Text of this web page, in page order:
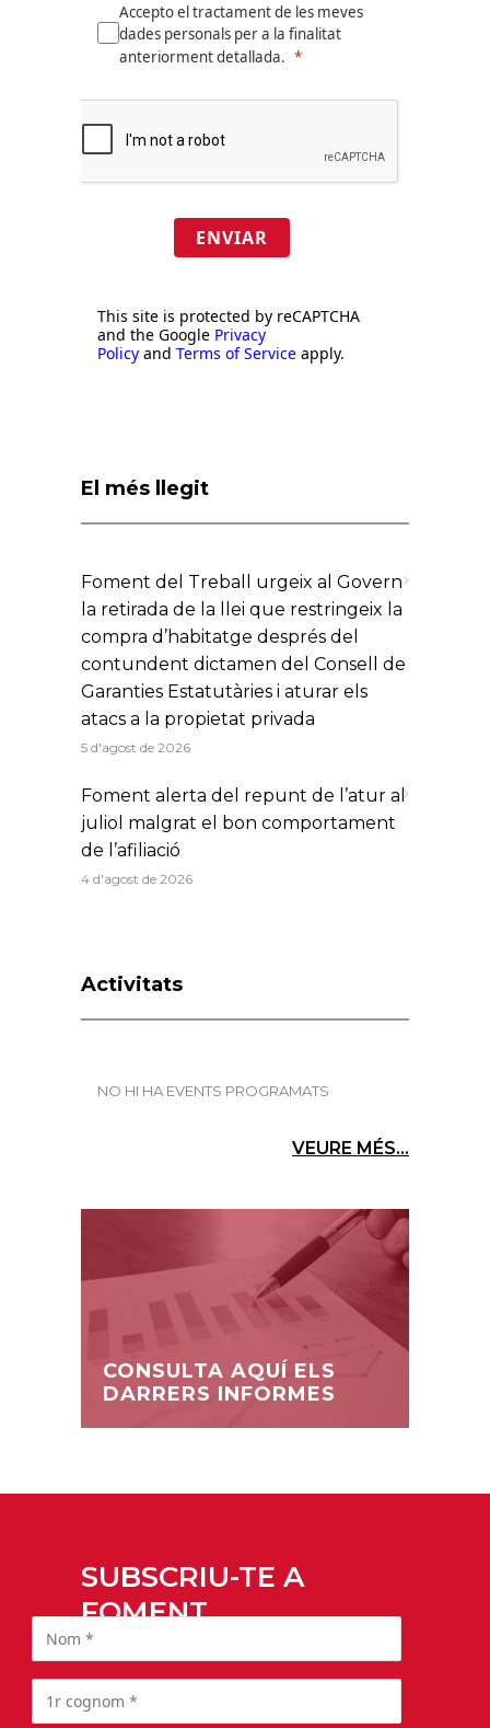
Accepto el tractament de les meves
dades personals per a la finalitat
anteriorment detallada.
ENVIAR
This site is protected by reCAPTCHA
and the Google Privacy
Policy and Terms of Service apply.
El més llegit
Foment del Treball urgeix al Govern
la retirada de la llei que restringeix la
compra d’habitatge després del
contundent dictamen del Consell de
Garanties Estatutàries i aturar els
atacs a la propietat privada
5 d'agost de 2026
Foment alerta del repunt de l’atur al
juliol malgrat el bon comportament
de l’afiliació
4 d'agost de 2026
Activitats
NO HI HA EVENTS PROGRAMATS
VEURE MÉS...
CONSULTA AQUÍ ELS
DARRERS INFORMES
SUBSCRIU-TE A
FOMENT